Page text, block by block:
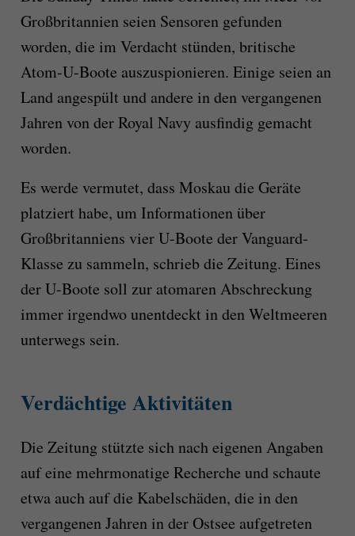
Großbritannien seien Sensoren gefunden
worden, die im Verdacht stünden, britische
Atom-U-Boote auszuspionieren. Einige seien an
Land angespült und andere in den vergangenen
Jahren von der Royal Navy ausfindig gemacht
worden.
Es werde vermutet, dass Moskau die Geräte
platziert habe, um Informationen über
Großbritanniens vier U-Boote der Vanguard-
Klasse zu sammeln, schrieb die Zeitung. Eines
der U-Boote soll zur atomaren Abschreckung
immer irgendwo unentdeckt in den Weltmeeren
unterwegs sein.
Verdächtige Aktivitäten
Die Zeitung stützte sich nach eigenen Angaben
auf eine mehrmonatige Recherche und schaute
etwa auch auf die Kabelschäden, die in den
vergangenen Jahren in der Ostsee aufgetreten